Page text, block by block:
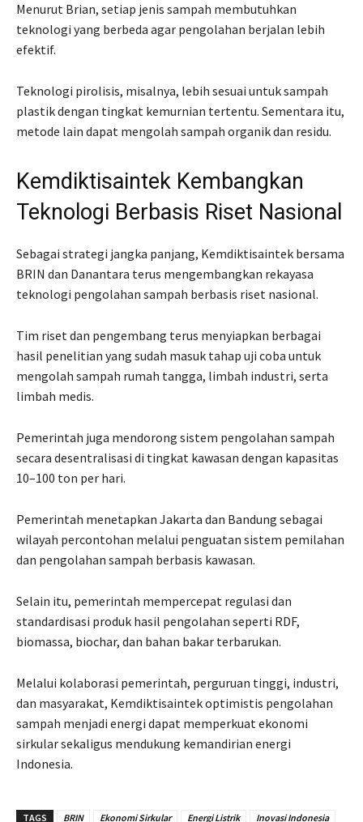
Menurut Brian, setiap jenis sampah membutuhkan
teknologi yang berbeda agar pengolahan berjalan lebih
efektif.
Teknologi pirolisis, misalnya, lebih sesuai untuk sampah
plastik dengan tingkat kemurnian tertentu. Sementara itu,
metode lain dapat mengolah sampah organik dan residu.
Kemdiktisaintek Kembangkan
Teknologi Berbasis Riset Nasional
Sebagai strategi jangka panjang, Kemdiktisaintek bersama
BRIN dan Danantara terus mengembangkan rekayasa
teknologi pengolahan sampah berbasis riset nasional.
Tim riset dan pengembang terus menyiapkan berbagai
hasil penelitian yang sudah masuk tahap uji coba untuk
mengolah sampah rumah tangga, limbah industri, serta
limbah medis.
Pemerintah juga mendorong sistem pengolahan sampah
secara desentralisasi di tingkat kawasan dengan kapasitas
10–100 ton per hari.
Pemerintah menetapkan Jakarta dan Bandung sebagai
wilayah percontohan melalui penguatan sistem pemilahan
dan pengolahan sampah berbasis kawasan.
Selain itu, pemerintah mempercepat regulasi dan
standardisasi produk hasil pengolahan seperti RDF,
biomassa, biochar, dan bahan bakar terbarukan.
Melalui kolaborasi pemerintah, perguruan tinggi, industri,
dan masyarakat, Kemdiktisaintek optimistis pengolahan
sampah menjadi energi dapat memperkuat ekonomi
sirkular sekaligus mendukung kemandirian energi
Indonesia.
TAGS BRIN Ekonomi Sirkular Energi Listrik Inovasi Indonesia